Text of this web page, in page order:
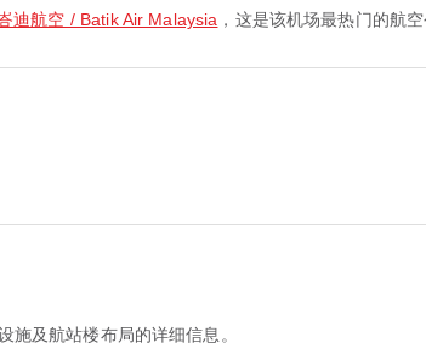
迪航空 / Batik Air Malaysia ，这是该机场最热门的航空
施及航站楼布局的详细信息。